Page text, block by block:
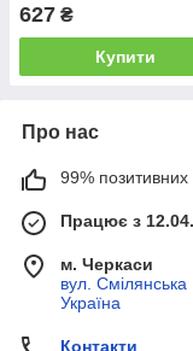
хром
627 ₴
Купити
Про нас
99% позитивних
Працює з
м. Черкаси
вул.
Україна
Контакти